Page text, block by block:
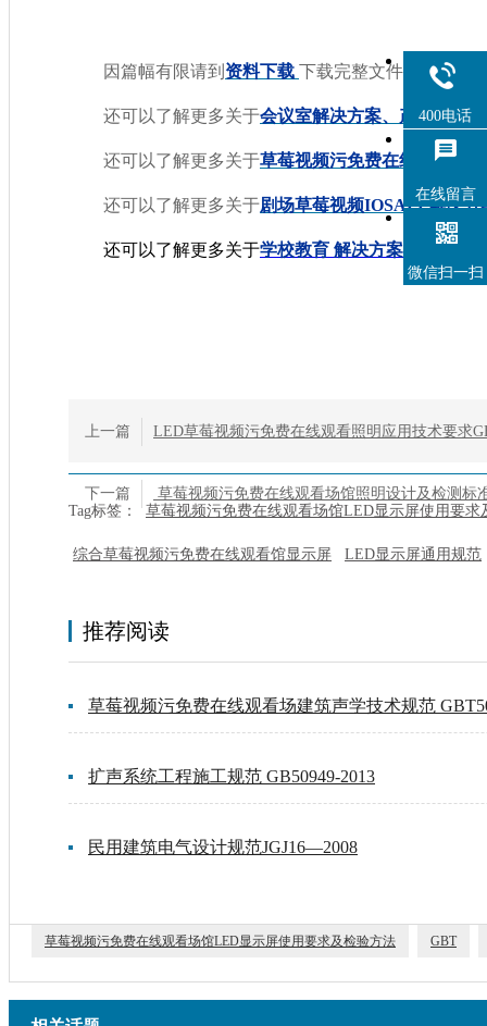
因篇幅有限请到 资料下载 下载完整文件。
还可以了解更多关于会议室解决方案、产品和案例
还可以了解更多关于草莓视频污免费在线观看场馆
还可以了解更多关于剧场草莓视频IOSAPP解决方
还可以了解更多关于学校教育 解决方案、产品和
上一篇 LED草莓视频污免费在线观看照明应用技术要求
下一篇
草莓视频污免费在线观看场馆照明设计及检测标
Tag标签：
草莓视频污免费在线观看场馆LED显示屏使用要求
综合草莓视频污免费在线观看馆显示屏 LED显示屏通用规范
推荐阅读
草莓视频污免费在线观看场建筑声学技术规范
扩声系统工程施工规范 GB50949-2013
民用建筑电气设计规范JGJ16—2008
草莓视频污免费在线观看场馆LED显示屏使用要求及检验方法 GBT
400电话
在线留言
微信扫一扫